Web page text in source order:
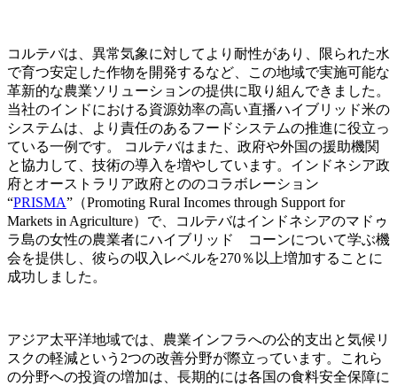
コルテバは、異常気象に対してより耐性があり、限られた水
で育つ安定した作物を開発するなど、この地域で実施可能な
革新的な農業ソリューションの提供に取り組んできました。
当社のインドにおける資源効率の高い直播ハイブリッド米の
システムは、より責任のあるフードシステムの推進に役立っ
ている一例です。 コルテバはまた、政府や外国の援助機関
と協力して、技術の導入を増やしています。インドネシア政
府とオーストラリア政府とののコラボレーション
“PRISMA”（Promoting Rural Incomes through Support for
Markets in Agriculture）で、コルテバはインドネシアのマドゥ
ラ島の女性の農業者にハイブリッド コーンについて学ぶ機
会を提供し、彼らの収入レベルを270％以上増加することに
成功しました。
アジア太平洋地域では、農業インフラへの公的支出と気候リ
スクの軽減という2つの改善分野が際立っています。これら
の分野への投資の増加は、長期的には各国の食料安全保障に